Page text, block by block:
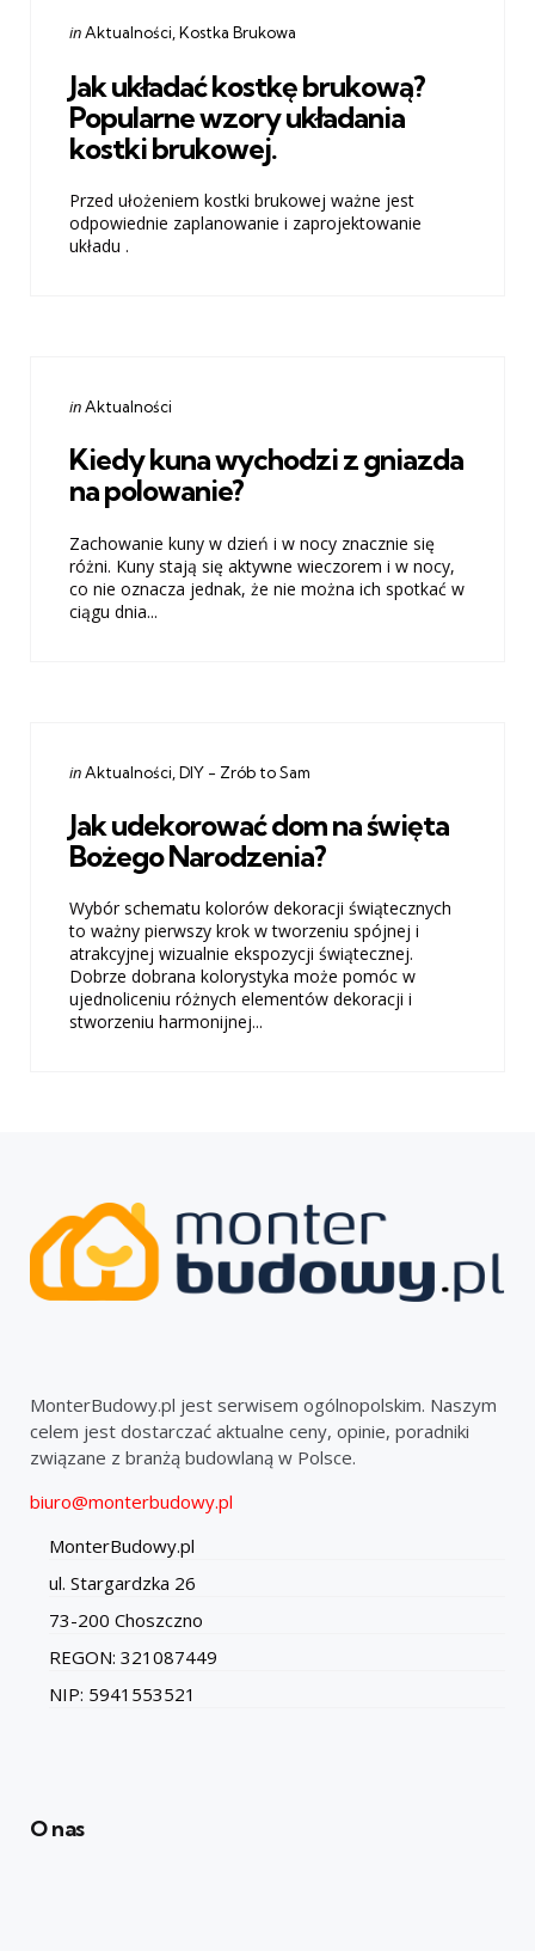
Categories
Posted
inAktualności Kostka Brukowa
Jak układać kostkę brukową?
Popularne wzory układania
kostki brukowej.
Przed ułożeniem kostki brukowej ważne jest
odpowiednie zaplanowanie i zaprojektowanie
układu .
Categories
Posted
inAktualności
Kiedy kuna wychodzi z gniazda
na polowanie?
Zachowanie kuny w dzień i w nocy znacznie się
różni. Kuny stają się aktywne wieczorem i w nocy,
co nie oznacza jednak, że nie można ich spotkać w
ciągu dnia...
Categories
Posted
inAktualności DIY - Zrób to Sam
Jak udekorować dom na święta
Bożego Narodzenia?
Wybór schematu kolorów dekoracji świątecznych
to ważny pierwszy krok w tworzeniu spójnej i
atrakcyjnej wizualnie ekspozycji świątecznej.
Dobrze dobrana kolorystyka może pomóc w
ujednoliceniu różnych elementów dekoracji i
stworzeniu harmonijnej...
MonterBudowy.pl jest serwisem ogólnopolskim. Naszym
celem jest dostarczać aktualne ceny, opinie, poradniki
związane z branżą budowlaną w Polsce.
biuro@monterbudowy.pl
MonterBudowy.pl
ul. Stargardzka 26
73-200 Choszczno
REGON: 321087449
NIP: 5941553521
O nas